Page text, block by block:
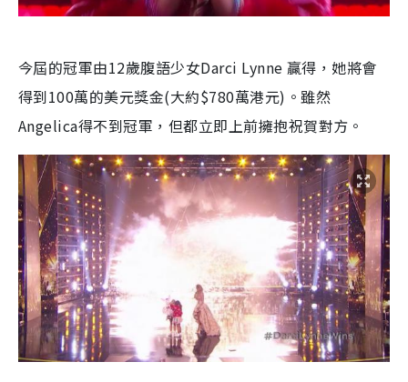
今屆的冠軍由12歲腹語少女Darci Lynne 贏得，她將會
得到100萬的美元獎金(大約$780萬港元)。雖然
Angelica得不到冠軍，但都立即上前擁抱祝賀對方。